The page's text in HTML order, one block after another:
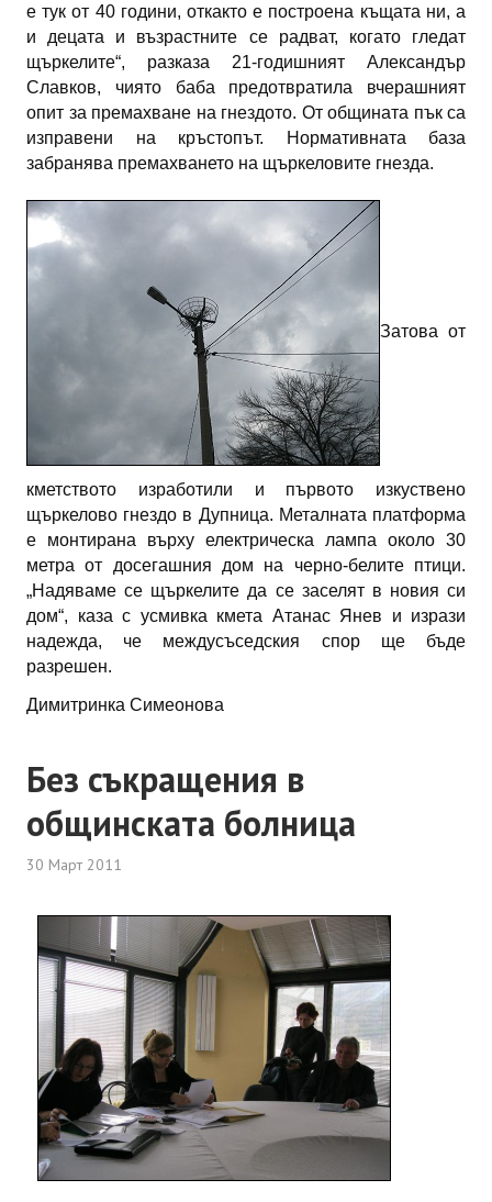
е тук от 40 години, откакто е построена къщата ни, а
и децата и възрастните се радват, когато гледат
щъркелите“, разказа 21-годишният Александър
Славков, чиято баба предотвратила вчерашният
опит за премахване на гнездото. От общината пък са
изправени на кръстопът. Нормативната база
забранява премахването на щъркеловите гнезда.
Затова от
кметството изработили и първото изкуствено
щъркелово гнездо в Дупница. Металната платформа
е монтирана върху електрическа лампа около 30
метра от досегашния дом на черно-белите птици.
„Надяваме се щъркелите да се заселят в новия си
дом“, каза с усмивка кмета Атанас Янев и изрази
надежда, че междусъседския спор ще бъде
разрешен.
Димитринка Симеонова
Без съкращения в
общинската болница
30 Март 2011